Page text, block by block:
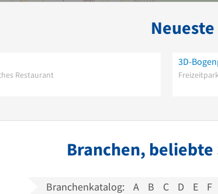
Restaurant
3D-
Branchen,
Branchenkatalog: A B C D E F